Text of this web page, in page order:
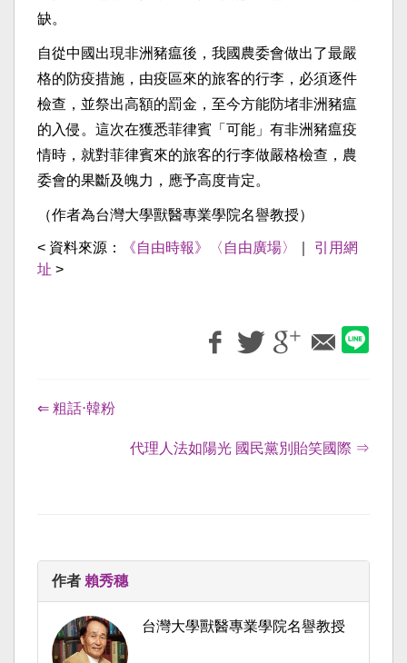
缺。
自從中國出現非洲豬瘟後，我國農委會做出了最嚴
格的防疫措施，由疫區來的旅客的行李，必須逐件
檢查，並祭出高額的罰金，至今方能防堵非洲豬瘟
的入侵。這次在獲悉菲律賓「可能」有非洲豬瘟疫
情時，就對菲律賓來的旅客的行李做嚴格檢查，農
委會的果斷及魄力，應予高度肯定。
（作者為台灣大學獸醫專業學院名譽教授）
< 資料來源： 《自由時報》〈自由廣場〉
引用網
址 >
⇐ 粗話‧韓粉
代理人法如陽光 國民黨別貽笑國際 ⇒
作者 賴秀穗
台灣大學獸醫專業學院名譽教授